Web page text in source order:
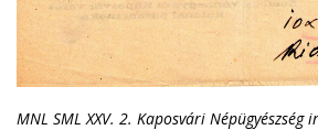
MNL SML XXV. 2. Kaposvári